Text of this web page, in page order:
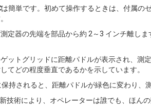
は簡単です。初めて操作するときは、付属の
定器の先端を部品から約 2～3 インチ離し
ットグリッドに距離パドルが表示され、測
てどの程度垂直であるかを示しています。
持されると、距離パドルが緑色に変わり、
技術により、オペレーターは誰でも、ほん